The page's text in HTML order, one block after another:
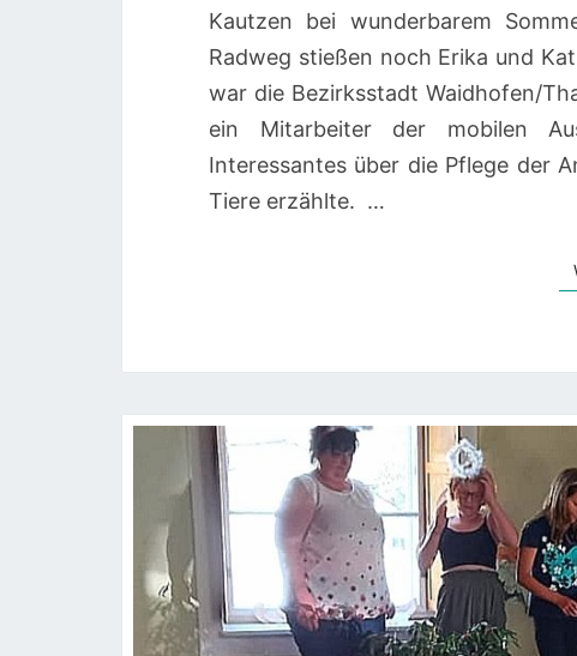
Kautzen bei wunderbarem
Radweg stießen noch Erika und
war die Bezirksstadt Waidhofen/
ein Mitarbeiter der mobilen
Interessantes über die Pflege der
Tiere erzählte. …